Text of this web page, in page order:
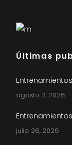
Últimas
agosto 2, 2026
julio 26, 2026